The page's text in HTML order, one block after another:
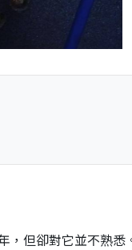
但卻對它並不熟